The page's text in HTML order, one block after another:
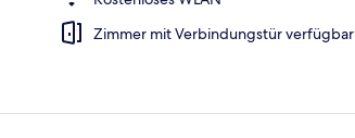
Zimmer mit Verbindungstür verfügbar